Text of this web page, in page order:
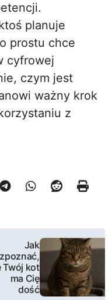
planuje
prostu chce
cyfrowej
czym jest
ważny krok
z
Jak
Twój kot
ma Cię
dość